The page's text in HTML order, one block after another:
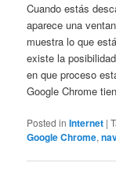
Cuando estás
aparece una
muestra lo que
existe la
en que proceso
Google Chrome
Posted in Internet |
Google Chrome,